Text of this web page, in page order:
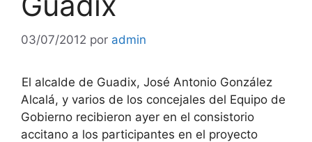
03/07/2012 por admin
El alcalde de Guadix, José Antonio González
Alcalá, y varios de los concejales del Equipo de
Gobierno recibieron ayer en el consistorio
accitano a los participantes en el proyecto